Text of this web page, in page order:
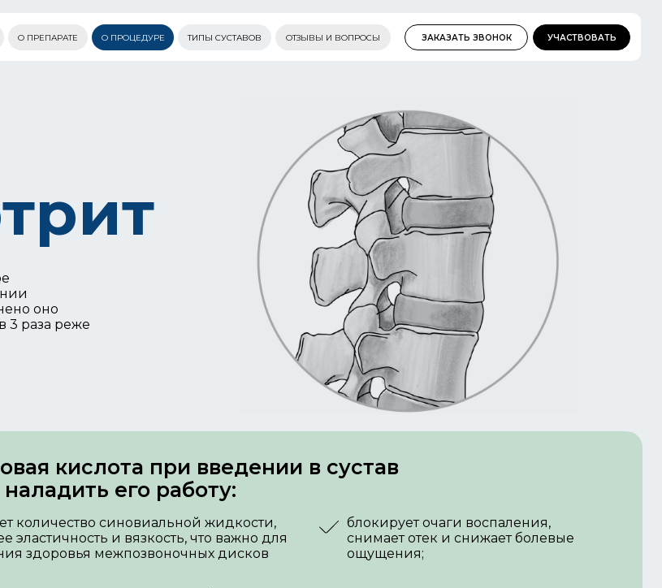
оно
3 раза реже
кислота при введении в сустав
его работу:
количество синовиальной жидкости,
эластичность и вязкость, что важно для
здоровья межпозвоночных дисков
блокирует очаги воспаления,
снимает отек и снижает болевые
ощущения;
О ПРЕПАРАТЕ О ПРОЦЕДУРЕ ТИПЫ СУСТАВОВ УЧАСТВОВАТЬ
ЗАКАЗАТЬ ЗВОНОК
ОТЗЫВЫ И ВОПРОСЫ